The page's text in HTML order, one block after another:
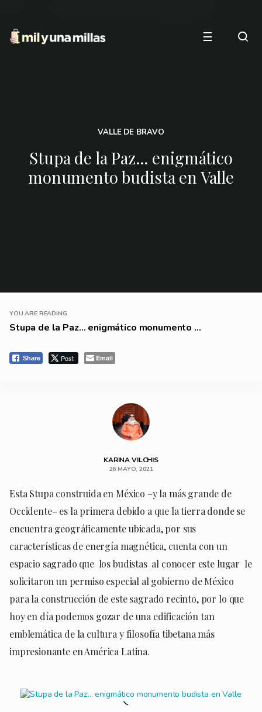
☰
VALLE DE BRAVO
Stupa de la Paz… enigmático
monumento budista en Valle
YOU ARE READING
Stupa de la Paz… enigmático monumento ...
Share Post Email
KARINA VILCHIS
26 MAYO, 2021
Esta Stupa construida en México –y la más grande de
Occidente– es la primera debido a que la tierra donde se
encuentra geográficamente ubicada, por sus
características de energía magnética, cuenta con un
espacio sagrado que los budistas al conocer este lugar le
solicitaron un permiso especial al gobierno de México
para la construcción de este sagrado recinto, por lo que
hoy en día podemos gozar de una edificación tan
emblemática de la cultura y filosofía tibetana más
impresionante en América Latina.